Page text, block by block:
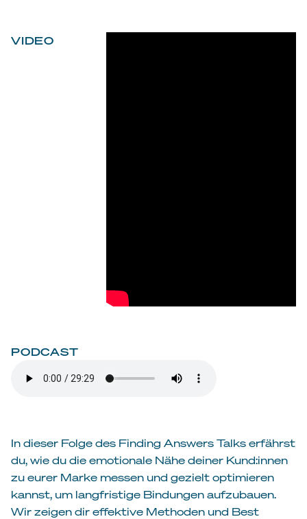
VIDEO
PODCAST
In dieser Folge des Finding Answers Talks erfährst
du, wie du die emotionale Nähe deiner Kund:innen
zu eurer Marke messen und gezielt optimieren
kannst, um langfristige Bindungen aufzubauen.
Wir zeigen dir effektive Methoden und Best